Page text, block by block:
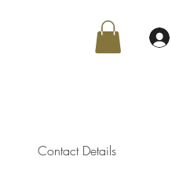
Contact Details